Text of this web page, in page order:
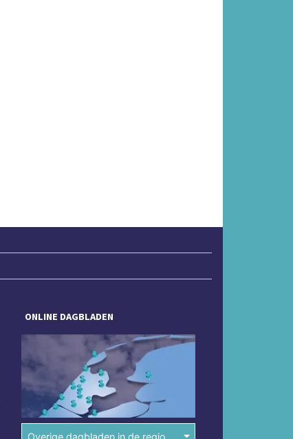
ONLINE DAGBLADEN
Overige dagbladen in de regio